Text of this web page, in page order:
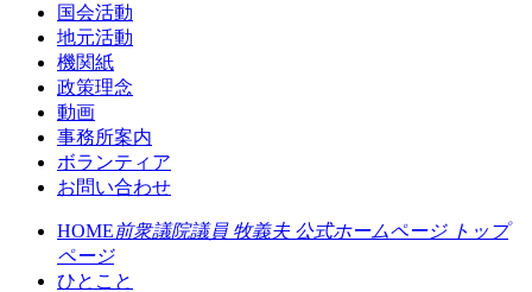
国会活動
地元活動
機関紙
政策理念
動画
事務所案内
ボランティア
お問い合わせ
HOME前衆議院議員 牧義夫 公式ホームページ トップ
ページ
ひとこと